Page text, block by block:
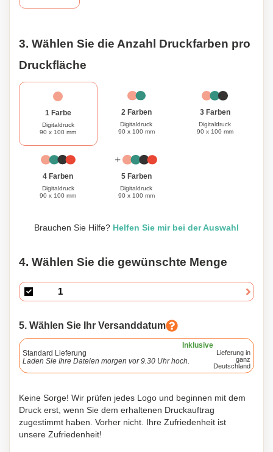
Schraubverschluss.
3. Wählen Sie die Anzahl Druckfarben pro
Druckfläche
1 Farbe
Digitaldruck
90 x 100 mm
2 Farben
Digitaldruck
90 x 100 mm
3 Farben
Digitaldruck
90 x 100 mm
4 Farben
Digitaldruck
90 x 100 mm
5 Farben
Digitaldruck
90 x 100 mm
Brauchen Sie Hilfe? Helfen Sie mir bei der Auswahl
4. Wählen Sie die gewünschte Menge
5. Wählen Sie Ihr Versanddatum
Inklusive
Standard Lieferung
Laden Sie Ihre Dateien morgen vor 9.30 Uhr hoch.
Lieferung in
ganz
Deutschland
Keine Sorge! Wir prüfen jedes Logo und beginnen mit dem
Druck erst, wenn Sie dem erhaltenen Druckauftrag
zugestimmt haben. Vorher nicht. Ihre Zufriedenheit ist
unsere Zufriedenheit!